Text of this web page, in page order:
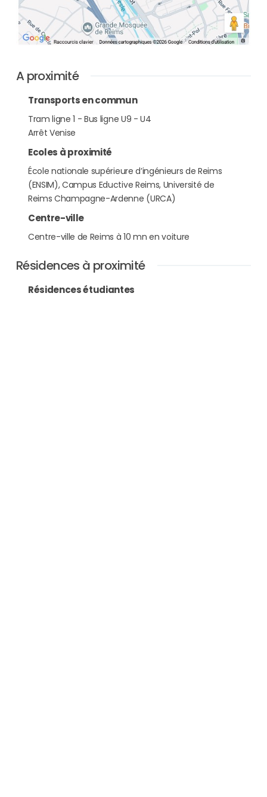
A proximité
Transports en commun
Tram ligne 1 - Bus ligne U9 - U4
Arrêt Venise
Ecoles à proximité
École nationale supérieure d’ingénieurs de Reims
(ENSIM), Campus Eductive Reims, Université de
Reims Champagne-Ardenne (URCA)
Centre-ville
Centre-ville de Reims à 10 mn en voiture
Résidences à proximité
Résidences étudiantes